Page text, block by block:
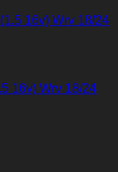
16v) Wrv 18/24